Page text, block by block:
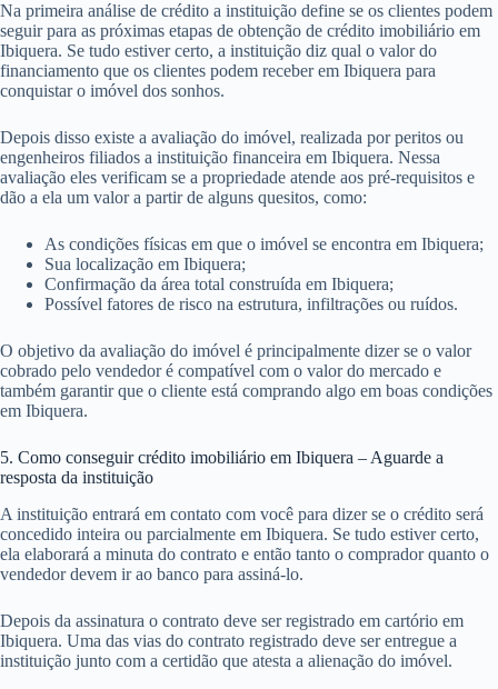
Na primeira análise de crédito a instituição define se os clientes podem
seguir para as próximas etapas de obtenção de crédito imobiliário em
Ibiquera. Se tudo estiver certo, a instituição diz qual o valor do
financiamento que os clientes podem receber em Ibiquera para
conquistar o imóvel dos sonhos.
Depois disso existe a avaliação do imóvel, realizada por peritos ou
engenheiros filiados a instituição financeira em Ibiquera. Nessa
avaliação eles verificam se a propriedade atende aos pré-requisitos e
dão a ela um valor a partir de alguns quesitos, como:
As condições físicas em que o imóvel se encontra em Ibiquera;
Sua localização em Ibiquera;
Confirmação da área total construída em Ibiquera;
Possível fatores de risco na estrutura, infiltrações ou ruídos.
O objetivo da avaliação do imóvel é principalmente dizer se o valor
cobrado pelo vendedor é compatível com o valor do mercado e
também garantir que o cliente está comprando algo em boas condições
em Ibiquera.
5. Como conseguir crédito imobiliário em Ibiquera – Aguarde a
resposta da instituição
A instituição entrará em contato com você para dizer se o crédito será
concedido inteira ou parcialmente em Ibiquera. Se tudo estiver certo,
ela elaborará a minuta do contrato e então tanto o comprador quanto o
vendedor devem ir ao banco para assiná-lo.
Depois da assinatura o contrato deve ser registrado em cartório em
Ibiquera. Uma das vias do contrato registrado deve ser entregue a
instituição junto com a certidão que atesta a alienação do imóvel.